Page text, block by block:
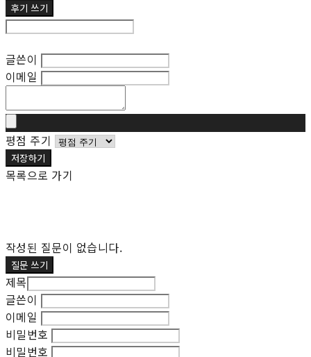
후기 쓰기
글쓴이
이메일
평점 주기
저장하기
목록으로 가기
작성된 질문이 없습니다.
질문 쓰기
제목
글쓴이
이메일
비밀번호
비밀번호